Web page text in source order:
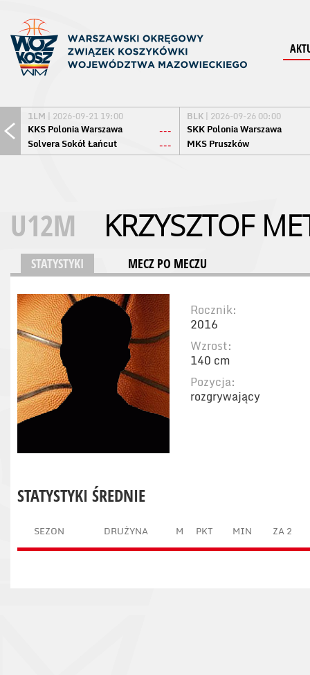
1LM | 2026-09-21 19:00
KKS Polonia Warszawa
---
Solvera Sokół Łańcut
---
BLK | 2026-09-26 00:00
SKK Polonia Warszawa
MKS Pruszków
U12M KRZYSZTOF
STATYSTYKI MECZ PO MECZU
Rocznik:
2016
Wzrost:
140 cm
Pozycja:
rozgrywający
STATYSTYKI ŚREDNIE
SEZON DRUŻYNA M PKT MIN ZA 2